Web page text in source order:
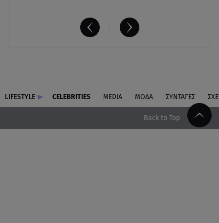
LIFESTYLE CELEBRITIES MEDIA ΜΟΔΑ ΣΥΝΤΑΓΕΣ
Back to Top